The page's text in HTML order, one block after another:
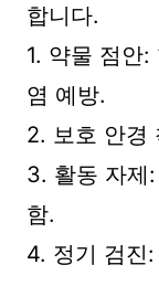
합니다.
1. 약물 점안
염 예방.
2. 보호 안경
3. 활동 자제
함.
4. 정기 검진